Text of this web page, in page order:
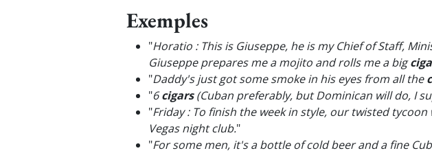
Exemples
"Horatio : This is Giuseppe, he is my Chief of Staff,
Giuseppe prepares me a mojito and rolls me a big
"Daddy's just got some smoke in his eyes from all the
"6cigars(Cuban preferably, but Dominican will do, I
"Friday : To finish the week in style, our twisted
Vegas night club."
"For some men, it's a bottle of cold beer and a fine